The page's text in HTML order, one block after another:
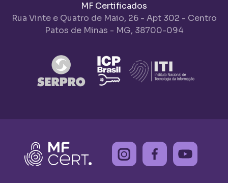
MF Certificados
Rua Vinte e Quatro de Maio, 26 - Apt 302 - Centro
Patos de Minas - MG, 38700-094